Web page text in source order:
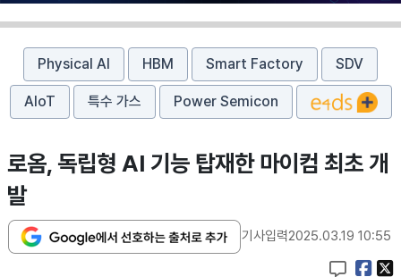
Physical AI HBM Smart Factory SDV
AIoT 특수 가스 Power Semicon
로옴, 독립형 AI 기능 탑재한 마이컴 최초 개
발
기사입력2025.03.19 10:55